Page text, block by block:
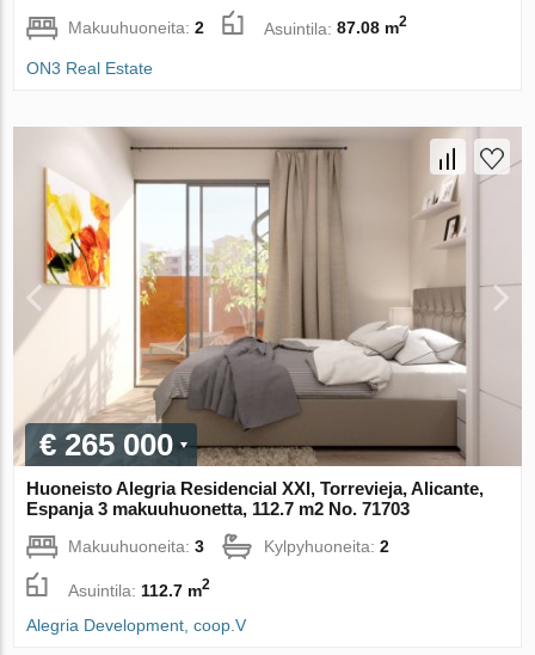
Makuuhuoneita:2 Asuintila:87.08 m2
ON3 Real Estate
€ 265 000
Huoneisto Alegria Residencial XXI, Torrevieja, Alicante,
Espanja 3 makuuhuonetta, 112.7 m2 No. 71703
Makuuhuoneita:3 Kylpyhuoneita:2
Asuintila: 112.7 m2
Alegria Development, coop.V